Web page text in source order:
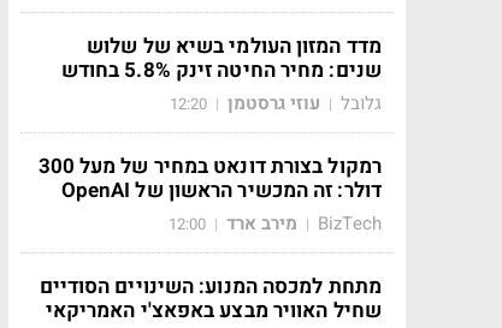
מדד המזון העולמי בשיא של שלוש
שנים: מחיר החיטה זינק 5.8% בחודש
גלובל | עוזי גרסטמן |
12:20
רמקול בצורת דונאט במחיר של מעל 300
דולר: זה המכשיר הראשון של OpenAI
BizTech
| מירב ארד |
12:00
מתחת למכסה המנוע: השינויים הסודיים
שחיל האוויר מבצע באפאצ'י האמריקאי